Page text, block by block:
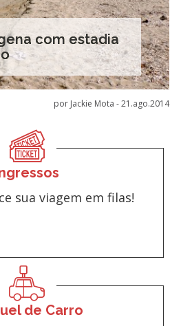
com estadia
por Jackie Mota -21.ago.2014
sua viagem em filas!
de Carro